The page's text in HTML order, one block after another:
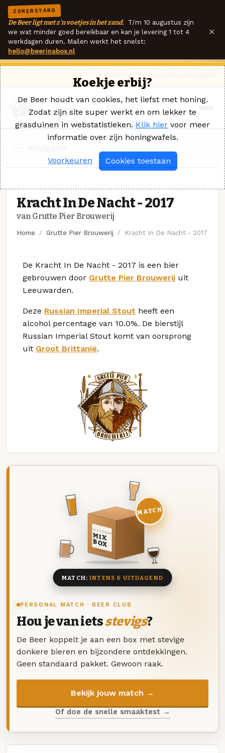
ZOMERSTAND
De Beer ligt met z'n voetjes in het zand. T/m 10 augustus zijn
we wat minder goed bereikbaar en kan je levering 1 tot 4
werkdagen duren. Mailen werkt het snelst:
hello@beerinabox.nl
×
Kracht In De Nacht - 2017
van Grutte Pier Brouwerij
Home Grutte Pier Brouwerij Kracht In De Nacht - 2017
De Kracht In De Nacht - 2017 is een bier
gebrouwen door Grutte Pier Brouwerij uit
Leeuwarden.
Deze Russian Imperial Stout heeft een
alcohol percentage van 10.0%. De bierstijl
Russian Imperial Stout komt van oorsprong
uit Groot Brittanië.
PERSONAL MATCH · BEER CLUB
Hou je van ietsstevigs?
De Beer koppelt je aan een box met stevige
donkere bieren en bijzondere ontdekkingen.
Geen standaard pakket. Gewoon raak.
Bekijk jouw match →
Of doe de snelle smaaktest →
DEZE MAAND
MIX
BOX
8 BIEREN
MATCH
MATCH:INTENS & UITDAGEND
Koekje erbij?
De Beer houdt van cookies, het liefst met honing.
Zodat zijn site super werkt en om lekker te
grasduinen in webstatistieken. Klik hier voor meer
informatie over zijn honingwafels.
Voorkeuren Cookies toestaan